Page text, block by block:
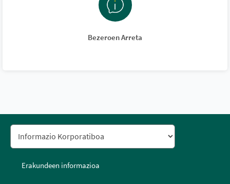
Bezeroen Arreta
Erakundeen informazioa